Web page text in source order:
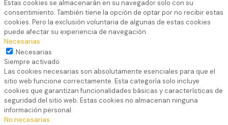
Estas cookies se almacenarán en su navegador solo con su
consentimiento. También tiene la opción de optar por no recibir estas
cookies. Pero la exclusión voluntaria de algunas de estas cookies
puede afectar su experiencia de navegación.
Necesarias
Necesarias
Siempre activado
Las cookies necesarias son absolutamente esenciales para que el
sitio web funcione correctamente. Esta categoría solo incluye
cookies que garantizan funcionalidades básicas y características de
seguridad del sitio web. Estas cookies no almacenan ninguna
información personal.
No necesarias